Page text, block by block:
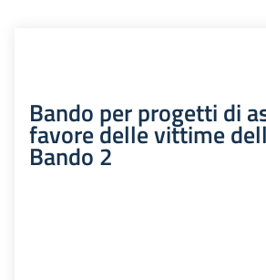
Bando per progetti di
favore delle vittime
Bando 2